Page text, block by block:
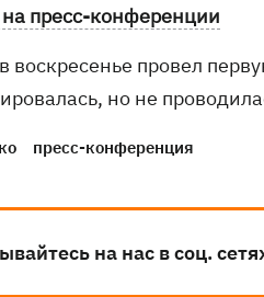
пресс-конференции
воскресенье провел
но не
пресс-конференция
на нас в соц.